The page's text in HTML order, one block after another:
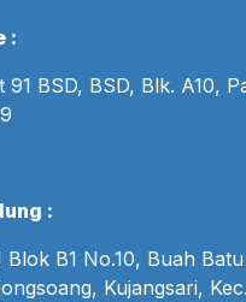
:
91 BSD, BSD, Blk. A10,
:
Blok B1 No.10, Buah
Kujangsari,